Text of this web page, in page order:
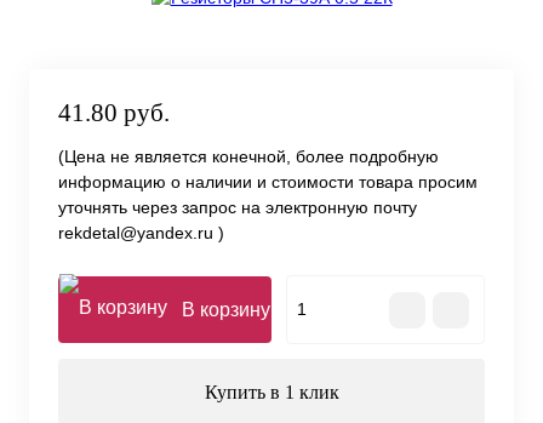
41.80 руб.
(Цена не является конечной, более подробную
информацию о наличии и стоимости товара просим
уточнять через запрос на электронную почту
rekdetal@yandex.ru )
В корзину
Купить в 1 клик